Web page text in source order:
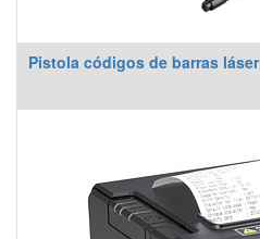
Pistola códigos de barras láser